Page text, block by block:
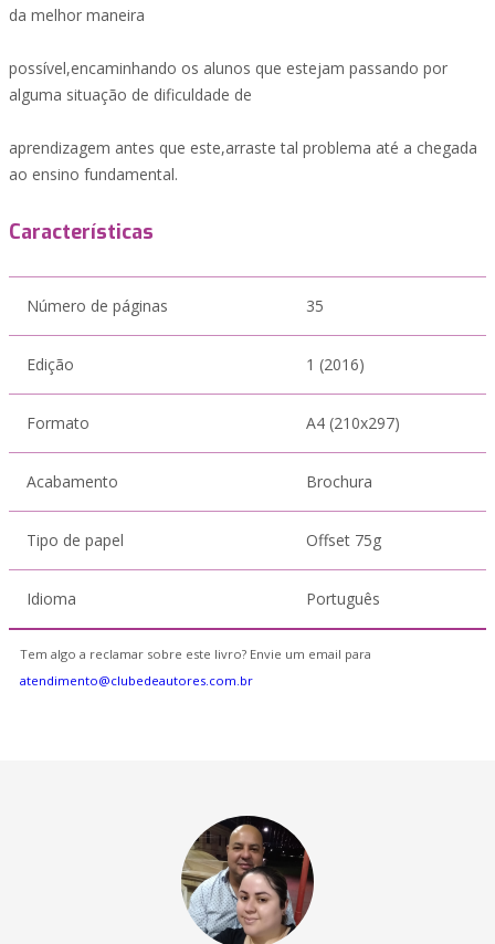
da melhor maneira
possível,encaminhando os alunos que estejam passando por
alguma situação de dificuldade de
aprendizagem antes que este,arraste tal problema até a chegada
ao ensino fundamental.
Características
Número de páginas 35
Edição 1 (2016)
Formato A4 (210x297)
Acabamento Brochura
Tipo de papel Offset 75g
Idioma Português
Tem algo a reclamar sobre este livro? Envie um email para
atendimento@clubedeautores.com.br